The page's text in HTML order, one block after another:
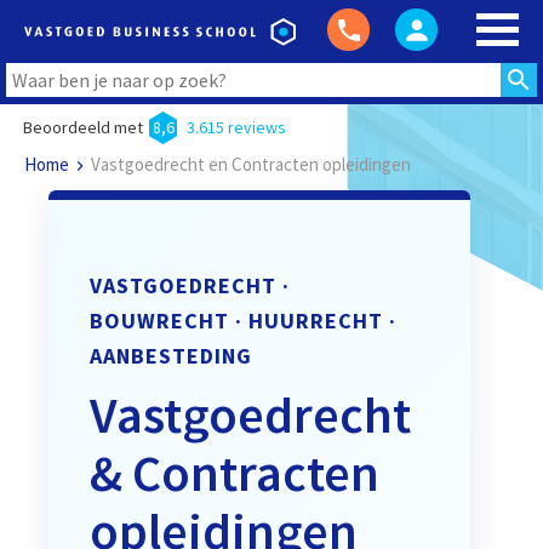
Beoordeeld met 8,6 3.615 reviews
Home Vastgoedrecht en Contracten opleidingen
VASTGOEDRECHT ·
BOUWRECHT · HUURRECHT ·
AANBESTEDING
Vastgoedrecht
& Contracten
opleidingen